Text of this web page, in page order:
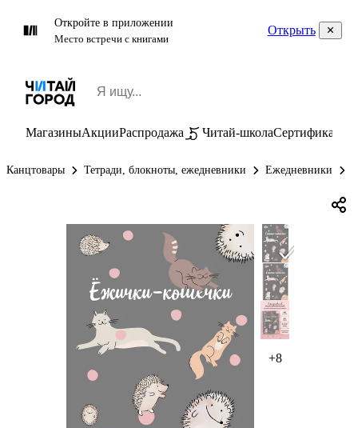
Откройте в приложении
Место встречи с книгами
Открыть
МагазиныАкцииРаспродажа Читай-школаСертификаты
Канцтовары Тетради, блокноты, ежедневники Ежедневники
+8